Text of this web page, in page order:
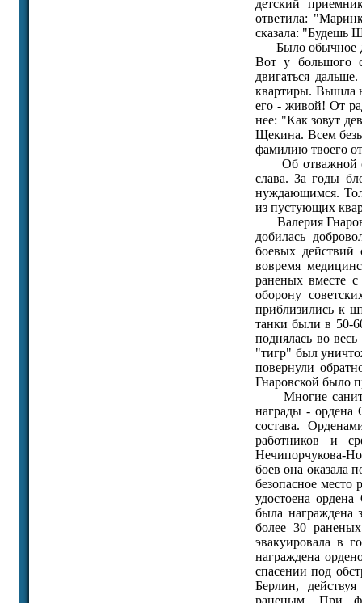
детский
ответила:
сказала: "Будешь
Было обычное
Вот у большого
двигаться
квартиры. Вышла
его - живой! От
нее: "Как зовут
Щекина. Всем
фамилию твоего
Об отважной
слава. За годы
нуждающимся.
из пустующих
Валерия
добилась
боевых
вовремя
раненых вместе
оборону
приблизились к
танки были в 50-
поднялась во
"тигр" был
повернули
Гнаровской было
Многие
награды - ордена
состава.
работников и
Нечипорчукова-
боев она оказала
безопасное место
удостоена
была награждена
более 30
эвакуировала в
награждена
спасении под
Берлин,
раненым. При